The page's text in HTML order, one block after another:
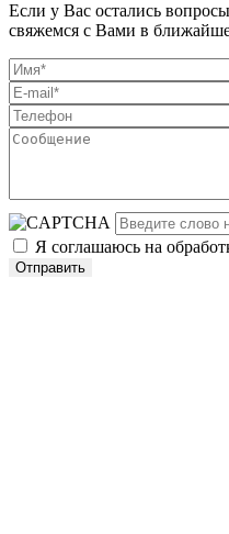
Если у Вас остались
свяжемся с Вами в
Я соглашаюсь на